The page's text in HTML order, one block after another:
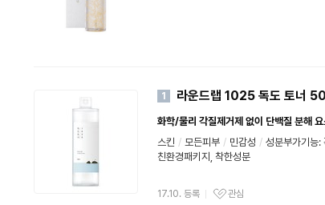
1 라운드랩 1025 독도 토너
화학/물리 각질제거제 없이 단백질 분해
스킨 / 모든피부 / 민감성 / 성분부가기능:
친환경패키지 착한성분
17.10. 등록 관심